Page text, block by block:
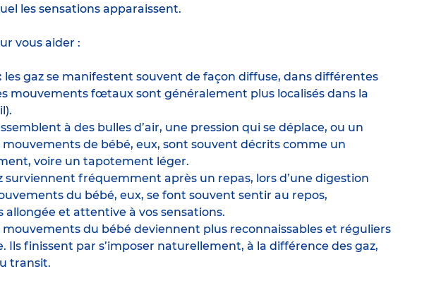
les sensations apparaissent.
vous aider :
les gaz se manifestent souvent de façon diffuse, dans différentes
mouvements fœtaux sont généralement plus localisés dans la
à des bulles d’air, une pression qui se déplace, ou un
de bébé, eux, sont souvent décrits comme un
voire un tapotement léger.
surviennent fréquemment après un repas, lors d’une digestion
du bébé, eux, se font souvent sentir au repos,
et attentive à vos sensations.
mouvements du bébé deviennent plus reconnaissables et réguliers
Ils finissent par s’imposer naturellement, à la différence des gaz,
transit.